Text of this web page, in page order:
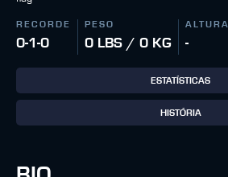
RECORDE
0-1-0
PESO
0 LBS / 0 KG
ALTURA
-
ESTATÍSTICAS
HISTÓRIA